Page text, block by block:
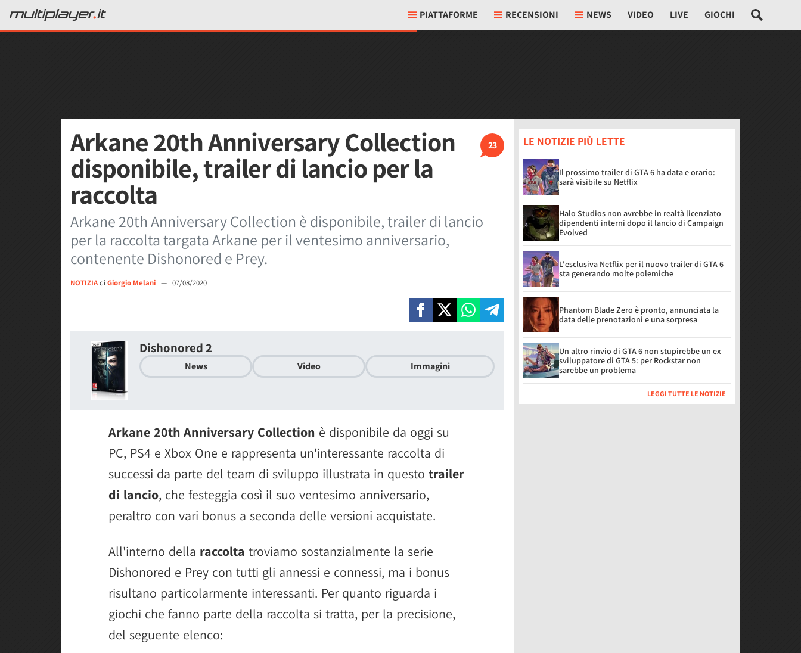
PIATTAFORME RECENSIONI NEWS VIDEO LIVE GIOCHI
23
Arkane 20th Anniversary Collection
disponibile, trailer di lancio per la
raccolta
Arkane 20th Anniversary Collection è disponibile, trailer di lancio
per la raccolta targata Arkane per il ventesimo anniversario,
contenente Dishonored e Prey.
NOTIZIAdi Giorgio Melani — 07/08/2020
Dishonored 2
News Video Immagini
Arkane 20th Anniversary Collection è disponibile da oggi su
PC, PS4 e Xbox One e rappresenta un'interessante raccolta di
successi da parte del team di sviluppo illustrata in questo trailer
di lancio, che festeggia così il suo ventesimo anniversario,
peraltro con vari bonus a seconda delle versioni acquistate.
All'interno della raccolta troviamo sostanzialmente la serie
Dishonored e Prey con tutti gli annessi e connessi, ma i bonus
risultano particolarmente interessanti. Per quanto riguarda i
giochi che fanno parte della raccolta si tratta, per la precisione,
del seguente elenco:
LE NOTIZIE PIÙ LETTE
Il prossimo trailer di GTA 6 ha data e orario:
sarà visibile su Netflix
Halo Studios non avrebbe in realtà licenziato
dipendenti interni dopo il lancio di Campaign
Evolved
L'esclusiva Netflix per il nuovo trailer di GTA 6
sta generando molte polemiche
Phantom Blade Zero è pronto, annunciata la
data delle prenotazioni e una sorpresa
Un altro rinvio di GTA 6 non stupirebbe un ex
sviluppatore di GTA 5: per Rockstar non
sarebbe un problema
LEGGI TUTTE LE NOTIZIE